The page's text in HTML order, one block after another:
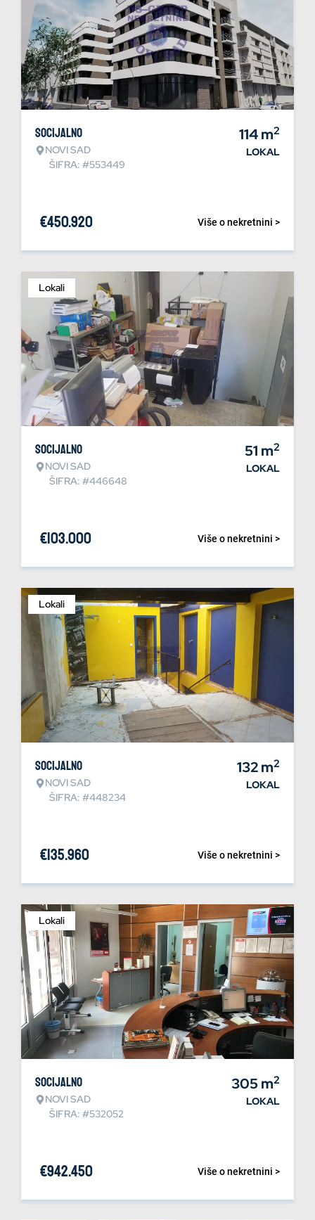
Socijalno
NOVI SAD
ŠIFRA: #553449
114m2
LOKAL
Više o nekretnini >
€450.920
Lokali
Socijalno
NOVI SAD
ŠIFRA: #446648
51 m2
LOKAL
Više o nekretnini >
€103.000
Lokali
Socijalno
NOVI SAD
ŠIFRA: #448234
132m2
LOKAL
Više o nekretnini >
€135.960
Lokali
Socijalno
NOVI SAD
ŠIFRA: #532052
305m2
LOKAL
Više o nekretnini >
€942.450